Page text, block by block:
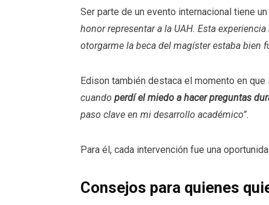
Ser parte de un evento internacional tiene
honor representar a la UAH. Esta
otorgarme la beca del magíster estaba bien
Edison también destaca el momento en
cuando perdí el miedo a hacer preguntas
paso clave en mi desarrollo académico”.
Para él, cada intervención fue una
Consejos para quienes